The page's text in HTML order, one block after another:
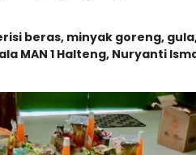
beras, minyak goreng,
MAN 1 Halteng, Nuryanti